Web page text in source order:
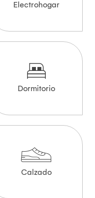
Electrohogar
Dormitorio
Calzado